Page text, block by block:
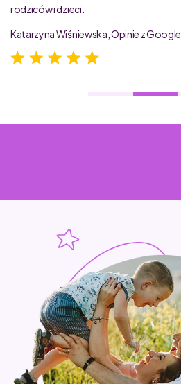
rodziców i dzieci.
Katarzyna Wiśniewska, Opinie z Google